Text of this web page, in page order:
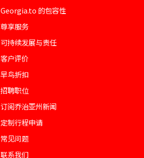
Georgia.to 的包容性
尊享服务
可持续发展与责任
客户评价
早鸟折扣
招聘职位
订阅乔治亚州新闻
定制行程申请
常见问题
联系我们